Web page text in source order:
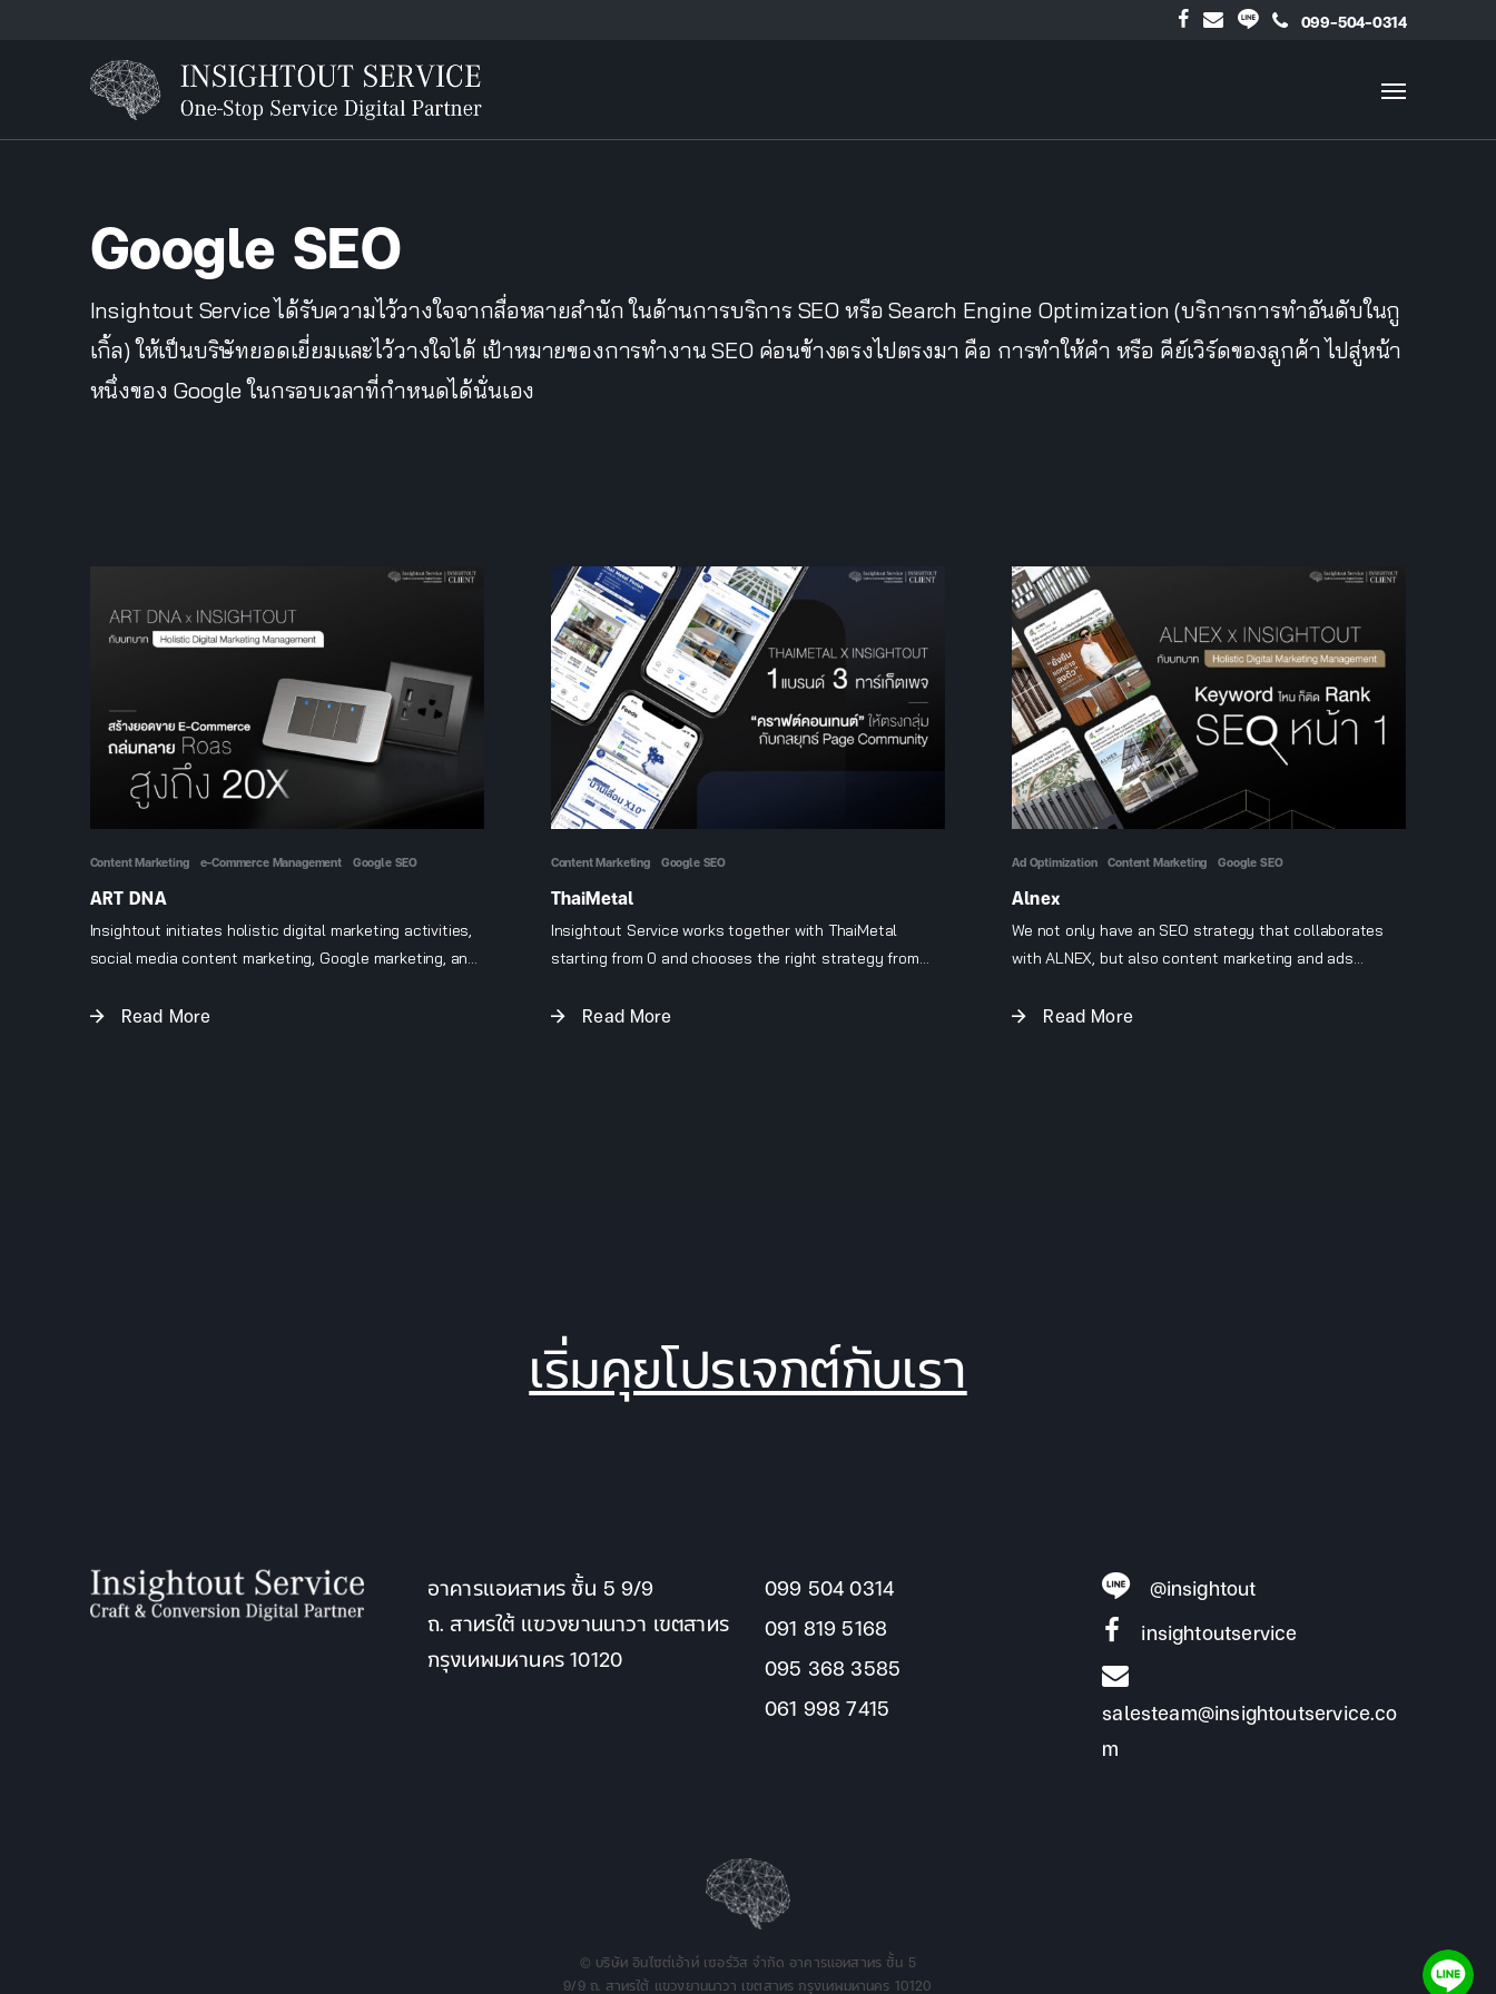
099-504-0314
Google SEO
Insightout Service ได้รับความไว้วางใจจากสื่อหลายสำนัก ในด้านการบริการ SEO หรือ Search Engine Optimization (บริการการทำอันดับในกู
เกิ้ล) ให้เป็นบริษัทยอดเยี่ยมและไว้วางใจได้ เป้าหมายของการทำงาน SEO ค่อนข้างตรงไปตรงมา คือ การทำให้คำ หรือ คีย์เวิร์ดของลูกค้า ไปสู่หน้า
หนึ่งของ Google ในกรอบเวลาที่กำหนดได้นั่นเอง
Content Marketing e-Commerce Management Google SEO
ART DNA
Insightout initiates holistic digital marketing activities,
social media content marketing, Google marketing, and
Read More
Content Marketing Google SEO
ThaiMetal
Insightout Service works together with ThaiMetal
starting from 0 and chooses the right strategy from
strategy, and also creates social media touch points.
Read More
Ad Optimization Content Marketing Google SEO
Alnex
We not only have an SEO strategy that collaborates
with ALNEX, but also content marketing and ads
Read More
เริ่มคุยโปรเจกต์กับเรา
อาคารแอทสาทร ชั้น 5 9/9
ถ. สาทรใต้ แขวงยานนาวา เขตสาทร
กรุงเทพมหานคร 10120
099 504 0314
091 819 5168
095 368 3585
061 998 7415
@insightout
insightoutservice
salesteam@insightoutservice.co
m
© บริษัท อินไซต์เอ้าท์ เซอร์วิส จำกัด อาคารแอทสาทร ชั้น 5
9/9 ถ. สาทรใต้ แขวงยานนาวา เขตสาทร กรุงเทพมหานคร 10120